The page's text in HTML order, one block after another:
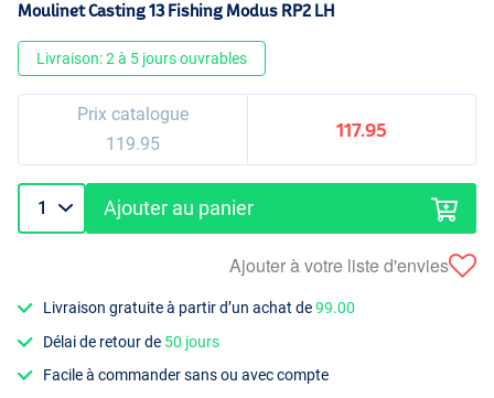
Moulinet Casting 13 Fishing Modus RP2 LH
Livraison: 2 à 5 jours ouvrables
Prix catalogue
119.95
117.95
Ajouter au panier
Ajouter à votre liste d'envies
Livraison gratuite à partir d’un achat de99.00
Délai de retour de 50 jours
Facile à commander sans ou avec compte